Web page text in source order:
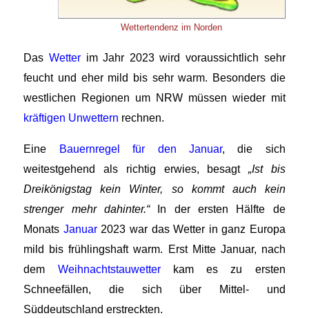
Wettertendenz im Norden
Das Wetterim Jahr 2023 wird voraussichtlich sehr
feucht und eher mild bis sehr warm. Besonders die
westlichen Regionen um NRW müssen wieder mit
kräftigen Unwettern rechnen.
Eine Bauernregel für den Januar, die sich
weitestgehend als richtig erwies, besagt „Ist bis
Dreikönigstag kein Winter, so kommt auch kein
strenger mehr dahinter.“In der ersten Hälfte de
Monats Januar2023 war das Wetter in ganz Europa
mild bis frühlingshaft warm. Erst Mitte Januar, nach
dem Weihnachtstauwetterkam es zu ersten
Schneefällen, die sich über Mittel- und
Süddeutschland erstreckten.